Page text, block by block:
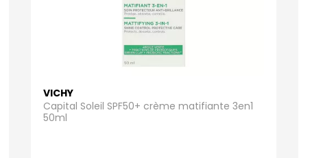
VICHY
Capital Soleil SPF50+ crème matifiante 3en1
50ml